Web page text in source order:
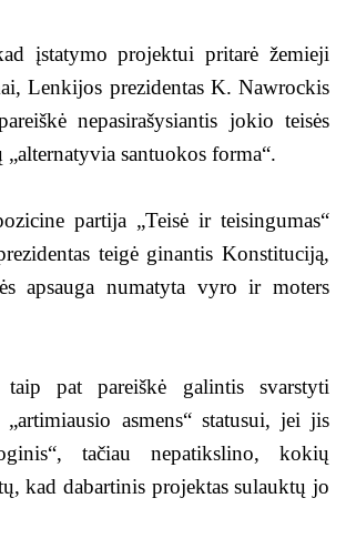
įstatymo projektui pritarė žemieji
Lenkijos prezidentas K. Nawrockis
nepasirašysiantis jokio teisės
santuokos forma“.
partija „Teisė ir teisingumas“
teigė ginantis Konstituciją,
apsauga numatyta vyro ir moters
pat pareiškė galintis svarstyti
„artimiausio asmens“ statusui, jei jis
tačiau nepatikslino, kokių
kad dabartinis projektas sulauktų jo